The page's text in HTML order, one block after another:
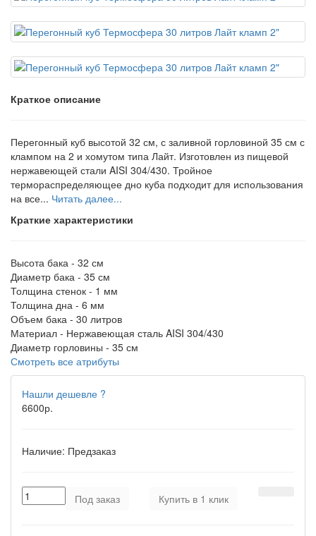
Краткое описание
Перегонный куб высотой 32 см, с заливной горловиной 35 см с
клампом на 2 и хомутом типа Лайт. Изготовлен из пищевой
нержавеющей стали AISI 304/430. Тройное
термораспределяющее дно куба подходит для использования
на все... Читать далее...
Краткие характеристики
Высота бака - 32 см
Диаметр бака - 35 см
Толщина стенок - 1 мм
Толщина дна - 6 мм
Объем бака - 30 литров
Материал - Нержавеющая сталь AISI 304/430
Диаметр горловины - 35 см
Смотреть все атрибуты
Нашли дешевле ?
6600р.
Наличие: Предзаказ
Под заказ Купить в 1 клик